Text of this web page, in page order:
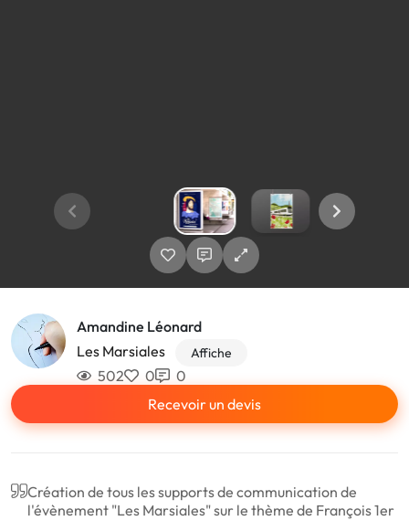
Amandine Léonard
Les Marsiales
Affiche
502 0
0
Recevoir un devis
Création de tous les supports de communication de
l'évènement "Les Marsiales" sur le thème de François 1er